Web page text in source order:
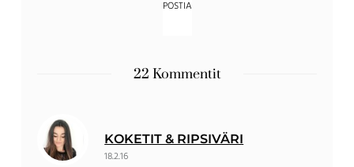
22 Kommentit
KOKETIT & RIPSIVÄRI
18.2.16